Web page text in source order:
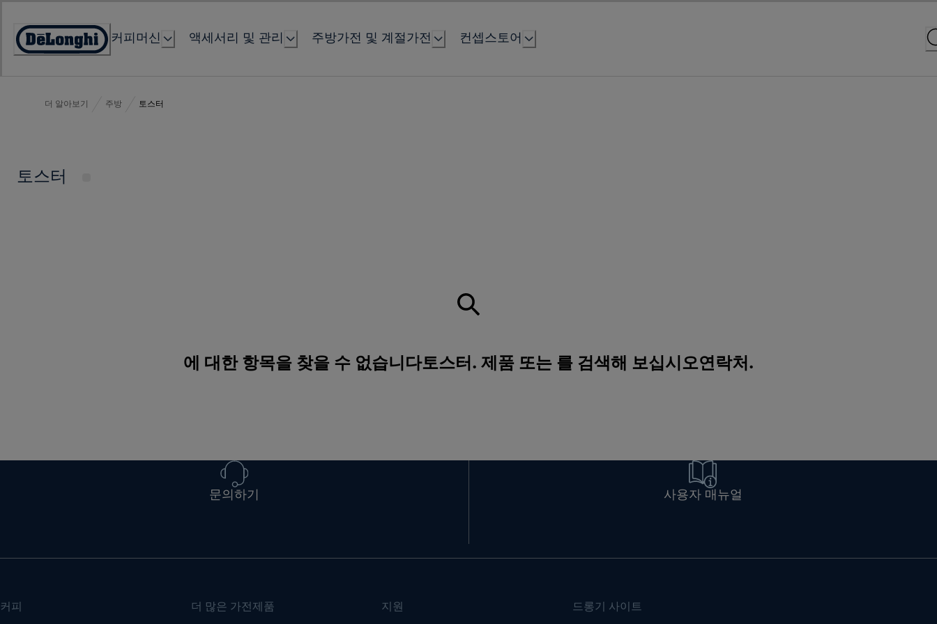
Content
Accessibility
커피머신 액세서리 및 관리 주방가전 및 계절가전 컨셉스토어
더 알아보기 주방 토스터
토스터
에 대한 항목을 찾을 수 없습니다토스터. 제품 또는 를 검색해 보십시오연락처 .
문의하기 사용자 매뉴얼
커피 더 많은 가전제품 지원 드롱기 사이트